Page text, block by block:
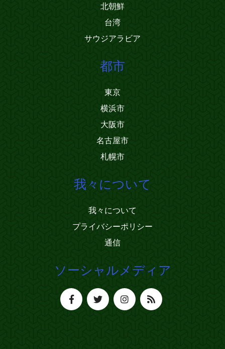
北朝鮮
台湾
サウジアラビア
都市
東京
横浜市
大阪市
名古屋市
札幌市
我々について
我々について
プライバシーポリシー
通信
ソーシャルメディア